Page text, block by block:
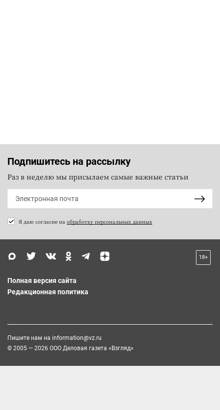
Подпишитесь на рассылку
Раз в неделю мы присылаем самые важные статьи
Я даю согласие на обработку персональных данных
18+
Полная версия сайта
Редакционная политика
Пишите нам на information@vz.ru
© 2005 — 2026 ООО Деловая газета «Взгляд»